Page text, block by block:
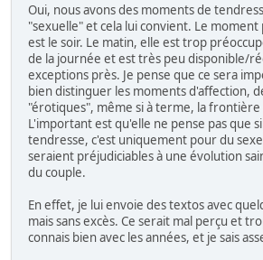
Oui, nous avons des moments de
"sexuelle" et cela lui convient. Le
est le soir. Le matin, elle est trop
de la journée et est très peu disponible/
exceptions près. Je pense que ce sera
bien distinguer les moments d'affection,
"érotiques", même si à terme, la frontière
L'important est qu'elle ne pense pas que
tendresse, c'est uniquement pour du
seraient préjudiciables à une évolution
du couple.
En effet, je lui envoie des textos avec
mais sans excès. Ce serait mal perçu et
connais bien avec les années, et je sais